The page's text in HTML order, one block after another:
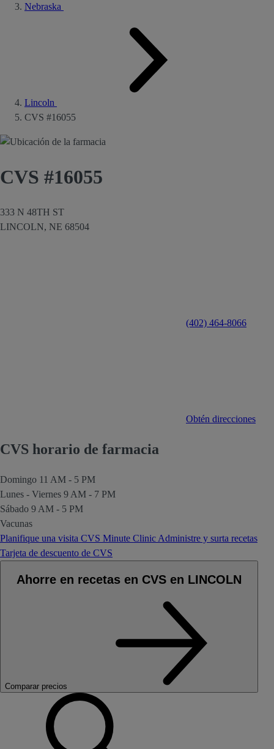
Nebraska
Lincoln
CVS #16055
CVS #16055
333 N 48TH ST
LINCOLN, NE 68504
(402) 464-8066
Obtén direcciones
CVS horario de farmacia
Domingo 11 AM - 5 PM
Lunes - Viernes 9 AM - 7 PM
Sábado 9 AM - 5 PM
Vacunas
Planifique una visita CVS Minute Clinic Administre y surta recetas
Tarjeta de descuento de CVS
Ahorre en recetas en CVS en LINCOLN
Comparar precios